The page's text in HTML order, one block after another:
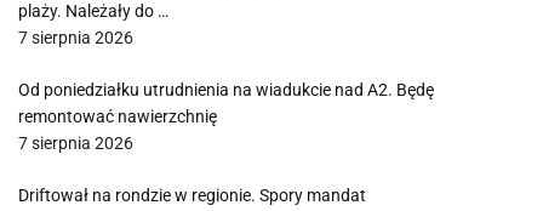
plaży. Należały do …
7 sierpnia 2026
Od poniedziałku utrudnienia na wiadukcie nad A2. Będę
remontować nawierzchnię
7 sierpnia 2026
Driftował na rondzie w regionie. Spory mandat